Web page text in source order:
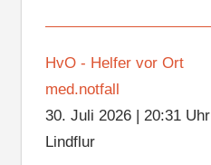
HvO - Helfer vor Ort
med.notfall
30. Juli 2026| 20:31 Uhr
Lindflur